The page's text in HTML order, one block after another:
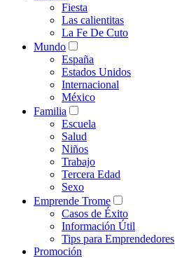
Fiesta
Las calientitas
La Fe De Cuto
Mundo
España
Estados Unidos
Internacional
México
Familia
Escuela
Salud
Niños
Trabajo
Tercera Edad
Sexo
Emprende Trome
Casos de Éxito
Información Útil
Tips para Emprendedores
Promoción